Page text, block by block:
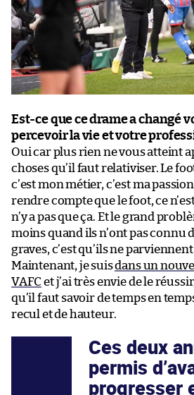
Est-ce que ce drame a changé
percevoir la vie et votre
Oui car plus rien ne vous atteint
choses qu’il faut relativiser. Le
c’est mon métier, c’est ma
rendre compte que le foot, ce
n’y a pas que ça. Et le grand
moins quand ils n’ont pas connu
graves, c’est qu’ils ne
Maintenant, je suisdans un
VAFC et j’ai très envie de le
qu’il faut savoir de temps en
recul et de hauteur.
Ces deux
permis
progresser